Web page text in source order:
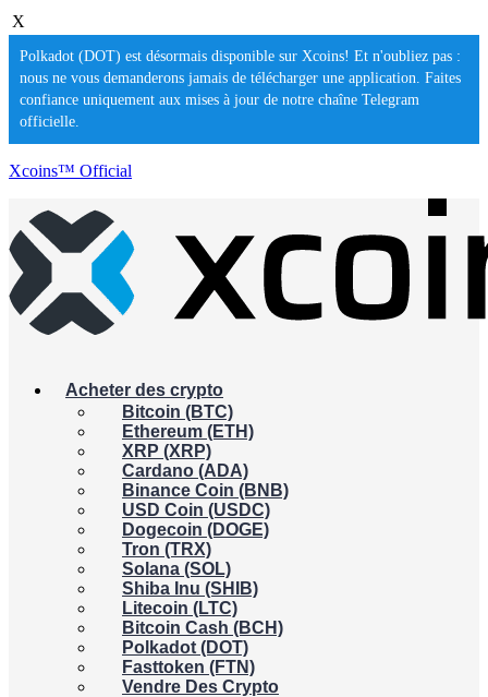
X
Polkadot (DOT) est désormais disponible sur Xcoins! Et n'oubliez pas :
nous ne vous demanderons jamais de télécharger une application. Faites
confiance uniquement aux mises à jour de notre chaîne Telegram
officielle.
Xcoins™ Official
Acheter des crypto
Bitcoin (BTC)
Ethereum (ETH)
XRP (XRP)
Cardano (ADA)
Binance Coin (BNB)
USD Coin (USDC)
Dogecoin (DOGE)
Tron (TRX)
Solana (SOL)
Shiba Inu (SHIB)
Litecoin (LTC)
Bitcoin Cash (BCH)
Polkadot (DOT)
Fasttoken (FTN)
Vendre Des Crypto